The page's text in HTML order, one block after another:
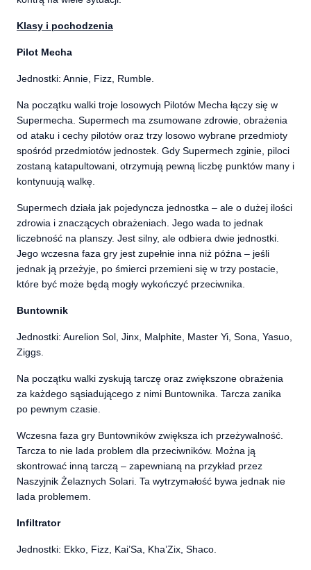
Klasy i pochodzenia
Pilot Mecha
Jednostki: Annie, Fizz, Rumble.
Na początku walki troje losowych Pilotów Mecha łączy się w
Supermecha. Supermech ma zsumowane zdrowie, obrażenia
od ataku i cechy pilotów oraz trzy losowo wybrane przedmioty
spośród przedmiotów jednostek. Gdy Supermech zginie, piloci
zostaną katapultowani, otrzymują pewną liczbę punktów many i
kontynuują walkę.
Supermech działa jak pojedyncza jednostka – ale o dużej ilości
zdrowia i znaczących obrażeniach. Jego wada to jednak
liczebność na planszy. Jest silny, ale odbiera dwie jednostki.
Jego wczesna faza gry jest zupełnie inna niż późna – jeśli
jednak ją przeżyje, po śmierci przemieni się w trzy postacie,
które być może będą mogły wykończyć przeciwnika.
Buntownik
Jednostki: Aurelion Sol, Jinx, Malphite, Master Yi, Sona, Yasuo,
Ziggs.
Na początku walki zyskują tarczę oraz zwiększone obrażenia
za każdego sąsiadującego z nimi Buntownika. Tarcza zanika
po pewnym czasie.
Wczesna faza gry Buntowników zwiększa ich przeżywalność.
Tarcza to nie lada problem dla przeciwników. Można ją
skontrować inną tarczą – zapewnianą na przykład przez
Naszyjnik Żelaznych Solari. Ta wytrzymałość bywa jednak nie
lada problemem.
Infiltrator
Jednostki: Ekko, Fizz, Kai’Sa, Kha’Zix, Shaco.